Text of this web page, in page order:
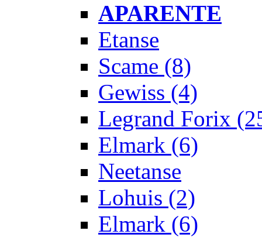
APARENTE
Etanse
Scame (8)
Gewiss (4)
Legrand Forix
Elmark (6)
Neetanse
Lohuis (2)
Elmark (6)